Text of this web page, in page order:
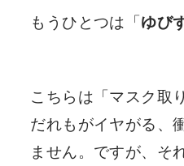
もうひとつは「 ゆび
こちらは「マスク取
だれもがイヤがる、
ません。ですが、そ